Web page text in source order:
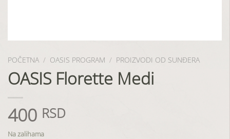
POČETNA / OASIS PROGRAM / PROIZVODI OD SUNĐERA
OASIS Florette Medi
400 RSD
Na zalihama